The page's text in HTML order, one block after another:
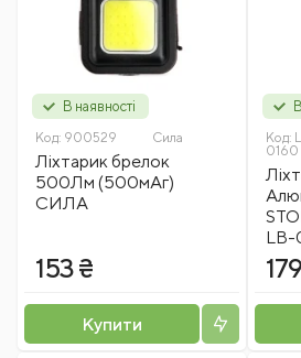
В наявності
Код: 900529 Сила
Ліхтарик брелок
500Лм (500мАг)
СИЛА
153 ₴
Купити
Код:
0160
LB-